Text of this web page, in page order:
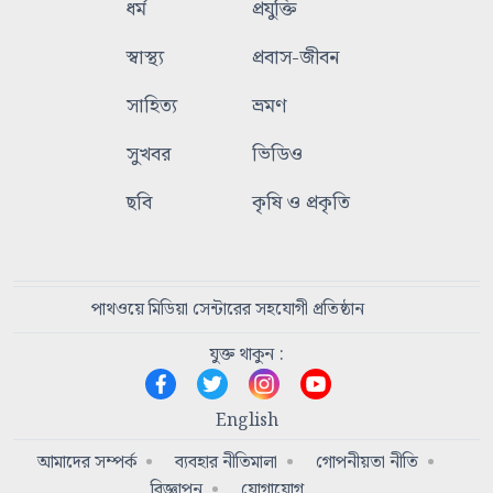
ধর্ম
প্রযুক্তি
স্বাস্থ্য
প্রবাস-জীবন
সাহিত্য
ভ্রমণ
সুখবর
ভিডিও
ছবি
কৃষি ও প্রকৃতি
পাথওয়ে মিডিয়া সেন্টারের সহযোগী প্রতিষ্ঠান
যুক্ত থাকুন :
English
আমাদের সম্পর্ক
ব্যবহার নীতিমালা
গোপনীয়তা নীতি